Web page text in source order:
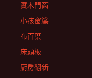
實木門窗
小孩窗簾
布百葉
床頭板
廚房翻新